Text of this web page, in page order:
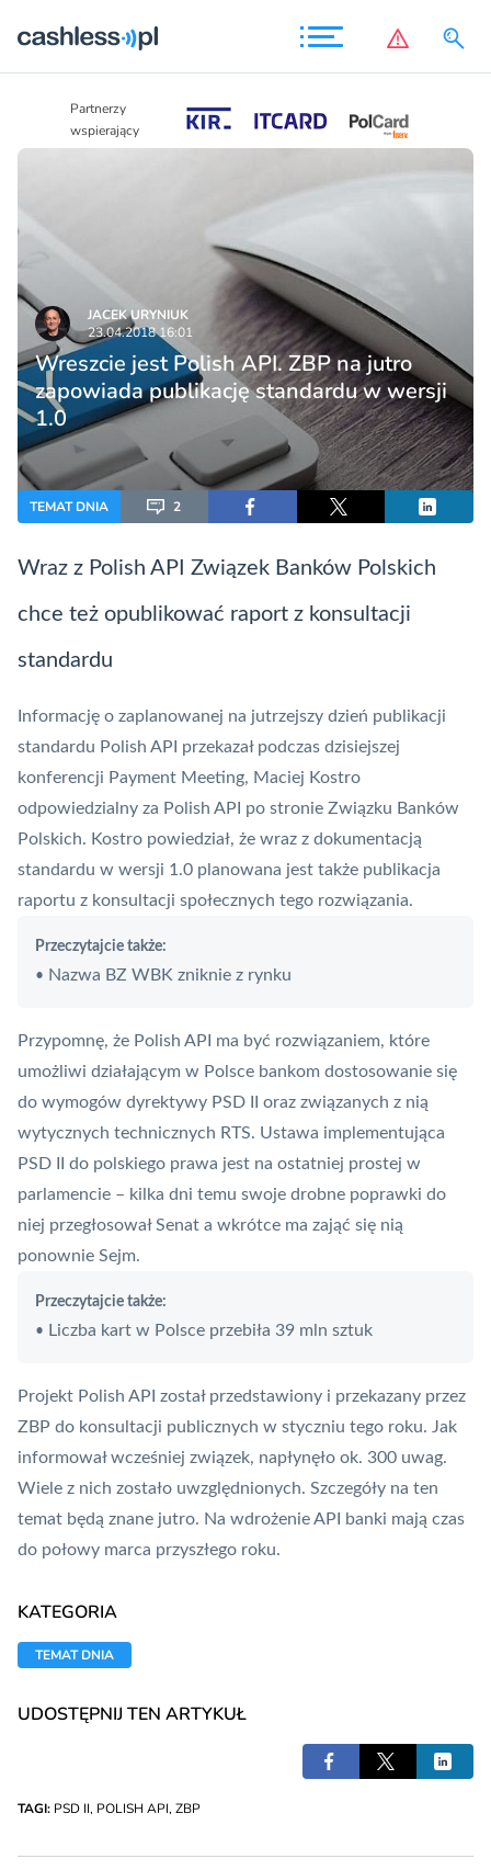
Partnerzy
wspierający
JACEK URYNIUK
23.04.2018 16:01
Wreszcie jest Polish API. ZBP na jutro
zapowiada publikację standardu w wersji
1.0
TEMAT DNIA 2
Wraz z Polish API Związek Banków Polskich
chce też opublikować raport z konsultacji
standardu
Informację o zaplanowanej na jutrzejszy dzień publikacji
standardu Polish API
przekazał podczas dzisiejszej
konferencji Payment Meeting, Maciej Kostro
odpowiedzialny za Polish API po stronie Związku Banków
Polskich. Kostro powiedział, że wraz z dokumentacją
standardu w wersji 1.0 planowana jest także publikacja
raportu z konsultacji społecznych tego rozwiązania.
Przeczytajcie także:
• Nazwa BZ WBK zniknie z rynku
Przypomnę, że Polish API
ma być rozwiązaniem, które
umożliwi działającym w Polsce bankom dostosowanie się
do wymogów dyrektywy PSD II
oraz związanych z nią
wytycznych technicznych RTS. Ustawa implementująca
PSD II do polskiego prawa jest na ostatniej prostej w
parlamencie – kilka dni temu swoje drobne poprawki do
niej przegłosował Senat a wkrótce ma zająć się nią
ponownie Sejm.
Przeczytajcie także:
• Liczba kart w Polsce przebiła 39 mln sztuk
Projekt Polish API został przedstawiony i przekazany przez
ZBP do konsultacji publicznych w styczniu tego roku. Jak
informował wcześniej związek, napłynęło ok. 300 uwag.
Wiele z nich zostało uwzględnionych. Szczegóły na ten
temat będą znane jutro. Na wdrożenie API banki mają czas
do połowy marca przyszłego roku.
KATEGORIA
TEMAT DNIA
UDOSTĘPNIJ TEN ARTYKUŁ
TAGI: PSD II, POLISH API, ZBP